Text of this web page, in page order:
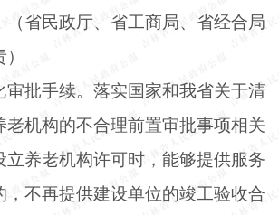
（省民政厅、省工商局、省经合局
审批手续。落实国家和我省关于清
老机构的不合理前置审批事项相关
立养老机构许可时，能够提供服务
，不再提供建设单位的竣工验收合